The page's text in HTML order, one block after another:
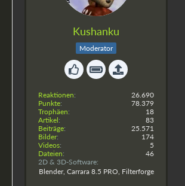
Kushanku
Moderator
Reaktionen
26.690
Punkte
78.379
Trophäen
18
Artikel
83
Beiträge
25.571
Bilder
174
Videos
5
Dateien
46
2D & 3D-Software
Blender, Carrara 8.5 PRO, Filterforge